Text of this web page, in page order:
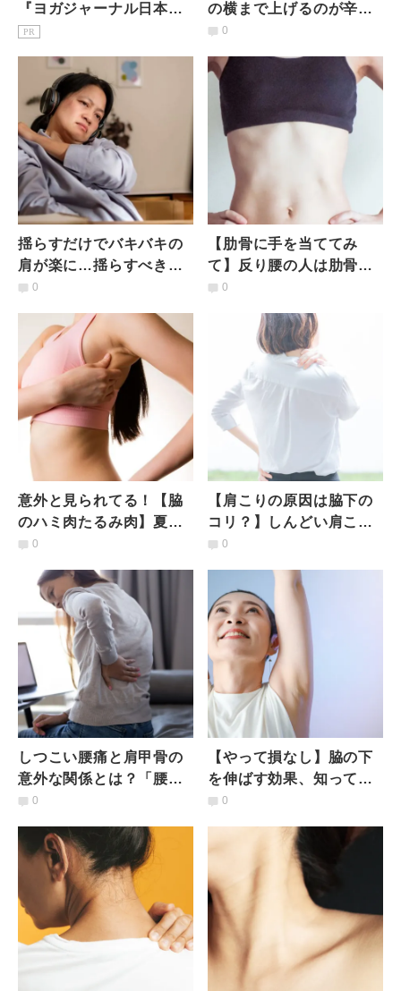
『ヨガジャーナル日本
版』予約購読のご案内
PR
の横まで上げるのが辛く
なってきた人に！肋骨を
筋ほぐし
0
揺らすだけでバキバキの
肩が楽に…揺らすべき部
位とは？会社員兼ヨガ講
クエクサ
0
【肋骨に手を当ててみ
て】反り腰の人は肋骨が
開きすぎ？肋骨まわりの
0
意外と見られてる！【脇
のハミ肉たるみ肉】夏ま
でにサヨナラしたい！た
0
【肩こりの原因は脇下の
コリ？】しんどい肩こり
に効く2ステップ！前鋸筋
0
しつこい腰痛と肩甲骨の
意外な関係とは？「腰が
痛い」「重い」をラクに
0
【やって損なし】脇の下
を伸ばす効果、知ってい
る？肩こり予防やむくみ
ズ
0